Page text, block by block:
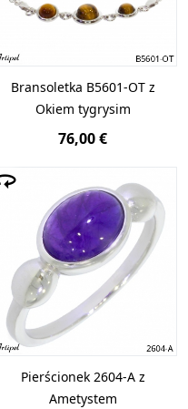
Bransoletka B5601-OT z
Okiem tygrysim
76,00 €
Pierścionek 2604-A z
Ametystem